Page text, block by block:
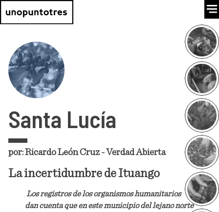
Santa Lucía
por: Ricardo León Cruz - Verdad Abierta
La incertidumbre de Ituango
Los registros de los organismos humanitarios
dan cuenta que en este municipio del lejano norte